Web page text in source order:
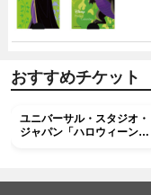
おすすめチケット
ユニバーサル・スタジオ・
ジャパン「ハロウィーン・